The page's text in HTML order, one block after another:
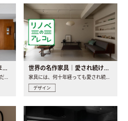
キッチンはレイアウトで決まる。後悔しないための考え方と選び方
キッチンは生活の中心となる場所だからこそ、家の中のどこに置..
世界の名作家具｜愛され続ける理由と一生モノとの出会い方
家具には、何十年経っても愛され続ける「名作」と呼ばれるもの..
デザイン